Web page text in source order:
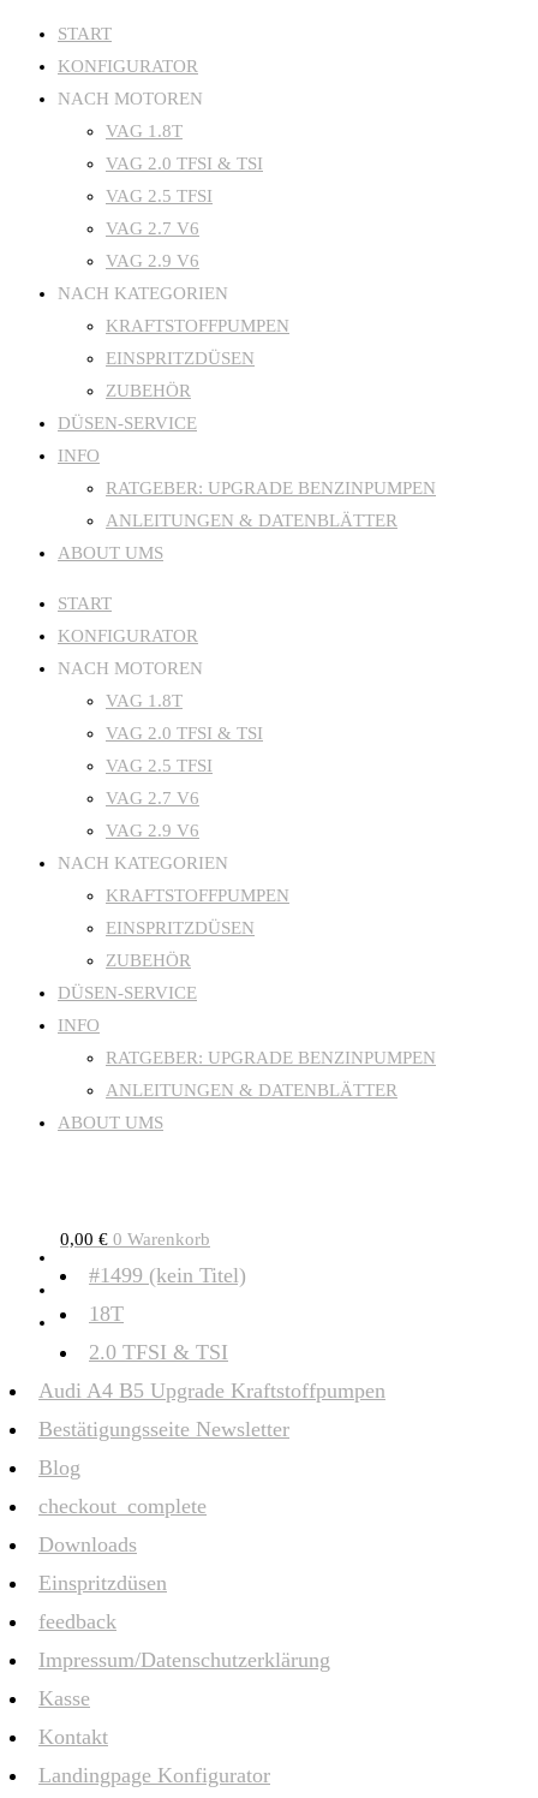
Zum
Inhalt
START
KONFIGURATOR
NACH MOTOREN
VAG 1.8T
VAG 2.0 TFSI & TSI
VAG 2.5 TFSI
VAG 2.7 V6
VAG 2.9 V6
NACH KATEGORIEN
KRAFTSTOFFPUMPEN
EINSPRITZDÜSEN
ZUBEHÖR
DÜSEN-SERVICE
INFO
RATGEBER: UPGRADE BENZINPUMPEN
ANLEITUNGEN & DATENBLÄTTER
ABOUT UMS
START
KONFIGURATOR
NACH MOTOREN
VAG 1.8T
VAG 2.0 TFSI & TSI
VAG 2.5 TFSI
VAG 2.7 V6
VAG 2.9 V6
NACH KATEGORIEN
KRAFTSTOFFPUMPEN
EINSPRITZDÜSEN
ZUBEHÖR
DÜSEN-SERVICE
INFO
RATGEBER: UPGRADE BENZINPUMPEN
ANLEITUNGEN & DATENBLÄTTER
ABOUT UMS
0,00 € 0 Warenkorb
#1499 (kein Titel)
18T
2.0 TFSI & TSI
Audi A4 B5 Upgrade Kraftstoffpumpen
Bestätigungsseite Newsletter
Blog
checkout_complete
Downloads
Einspritzdüsen
feedback
Impressum/Datenschutzerklärung
Kasse
Kontakt
Landingpage Konfigurator